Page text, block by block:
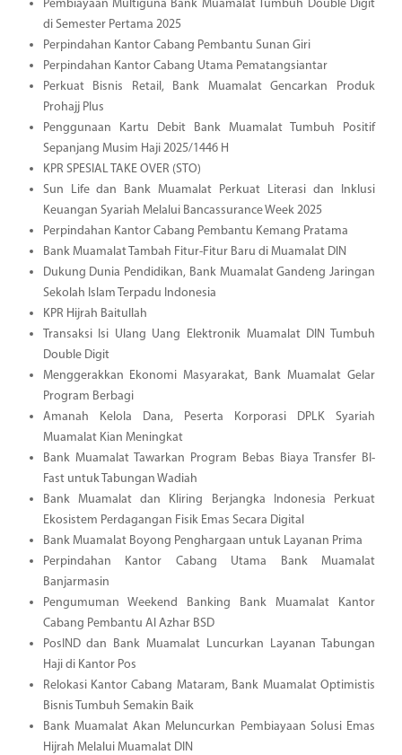
Pembiayaan Multiguna Bank Muamalat Tumbuh Double Digit
di Semester Pertama 2025
Perpindahan Kantor Cabang Pembantu Sunan Giri
Perpindahan Kantor Cabang Utama Pematangsiantar
Perkuat Bisnis Retail, Bank Muamalat Gencarkan Produk
Prohajj Plus
Penggunaan Kartu Debit Bank Muamalat Tumbuh Positif
Sepanjang Musim Haji 2025/1446 H
KPR SPESIAL TAKE OVER (STO)
Sun Life dan Bank Muamalat Perkuat Literasi dan Inklusi
Keuangan Syariah Melalui Bancassurance Week 2025
Perpindahan Kantor Cabang Pembantu Kemang Pratama
Bank Muamalat Tambah Fitur-Fitur Baru di Muamalat DIN
Dukung Dunia Pendidikan, Bank Muamalat Gandeng Jaringan
Sekolah Islam Terpadu Indonesia
KPR Hijrah Baitullah
Transaksi Isi Ulang Uang Elektronik Muamalat DIN Tumbuh
Double Digit
Menggerakkan Ekonomi Masyarakat, Bank Muamalat Gelar
Program Berbagi
Amanah Kelola Dana, Peserta Korporasi DPLK Syariah
Muamalat Kian Meningkat
Bank Muamalat Tawarkan Program Bebas Biaya Transfer BI-
Fast untuk Tabungan Wadiah
Bank Muamalat dan Kliring Berjangka Indonesia Perkuat
Ekosistem Perdagangan Fisik Emas Secara Digital
Bank Muamalat Boyong Penghargaan untuk Layanan Prima
Perpindahan Kantor Cabang Utama Bank Muamalat
Banjarmasin
Pengumuman Weekend Banking Bank Muamalat Kantor
Cabang Pembantu Al Azhar BSD
PosIND dan Bank Muamalat Luncurkan Layanan Tabungan
Haji di Kantor Pos
Relokasi Kantor Cabang Mataram, Bank Muamalat Optimistis
Bisnis Tumbuh Semakin Baik
Bank Muamalat Akan Meluncurkan Pembiayaan Solusi Emas
Hijrah Melalui Muamalat DIN